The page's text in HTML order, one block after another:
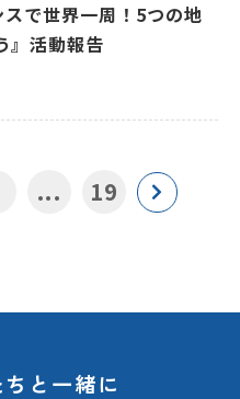
で世界一周！5つの地
』活動報告
... 19
と一緒に